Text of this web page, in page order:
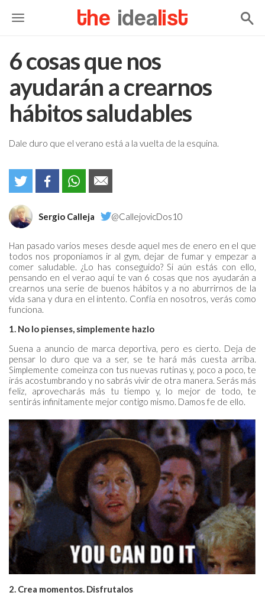
the idea list
6 cosas que nos
ayudarán a crearnos
hábitos saludables
Dale duro que el verano está a la vuelta de la esquina.
Sergio Calleja @CallejovicDos10
Han pasado varios meses desde aquel mes de enero en el que
todos nos proponíamos ir al gym, dejar de fumar y empezar a
comer saludable. ¿Lo has conseguido? Si aún estás con ello,
pensando en el verao aquí te van 6 cosas que nos ayudarán a
crearnos una serie de buenos hábitos y a no aburrirnos de la
vida sana y dura en el intento. Confía en nosotros, verás como
funciona.
1. No lo pienses, simplemente hazlo
Suena a anuncio de marca deportiva, pero es cierto. Deja de
pensar lo duro que va a ser, se te hará más cuesta arriba.
Simplemente comeinza con tus nuevas rutinas y, poco a poco, te
irás acostumbrando y no sabrás vivir de otra manera. Serás más
feliz, aprovecharás más tu tiempo y, lo mejor de todo, te
sentirás infinitamente mejor contigo mismo. Damos fe de ello.
2. Crea momentos. Disfrutalos